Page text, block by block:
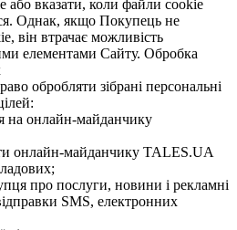
або вказати, коли файли cookie
Однак, якщо Покупець не
він втрачає можливість
елементами Сайту. Обробка
обробляти зібрані персональні
на онлайн-майданчику
онлайн-майданчику TALES.UA
про послуги, новини і рекламні
SMS, електронних